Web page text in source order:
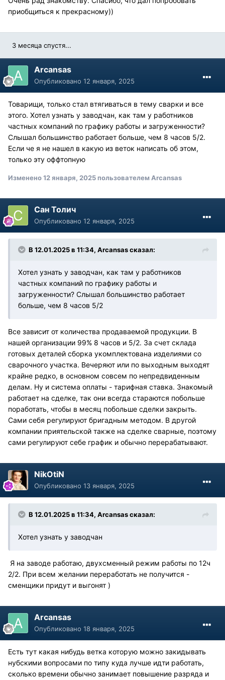
приобщиться к прекрасному))
3 месяца спустя...
Arcansas
Опубликовано 12 января, 2025
Товарищи, только стал втягиваться в тему сварки и все
этого. Хотел узнать у заводчан, как там у работников
частных компаний по графику работы и загруженности?
Слышал большинство работает больше, чем 8 часов 5/2.
Если че я не нашел в какую из веток написать об этом,
только эту оффтопную
Изменено12 января, 2025пользователем Arcansas
Сан Толич
Опубликовано 12 января, 2025
В 12.01.2025 в 11:34, Arcansasсказал:
Хотел узнать у заводчан, как там у работников
частных компаний по графику работы и
загруженности? Слышал большинство работает
больше, чем 8 часов 5/2
Все зависит от количества продаваемой продукции. В
нашей организации 99% 8 часов и 5/2. За счет склада
готовых деталей сборка укомплектована изделиями со
сварочного участка. Вечеряют или по выходным выходят
крайне редко, в основном совсем по непредвиденным
делам. Ну и система оплаты - тарифная ставка. Знакомый
работает на сделке, так они всегда стараются побольше
поработать, чтобы в месяц побольше сделки закрыть.
Сами себя регулируют бригадным методом. В другой
компании приятельской также на сделке сварные, поэтому
сами регулируют себе график и обычно перерабатывают.
NikOtiN
Опубликовано 13 января, 2025
В 12.01.2025 в 11:34, Arcansasсказал:
Хотел узнать у заводчан
Я на заводе работаю, двухсменный режим работы по 12ч
2/2. При всем желании переработать не получится -
сменщики придут и выгонят )
Arcansas
Опубликовано 18 января, 2025
Есть тут какая нибудь ветка которую можно закидывать
нубскими вопросами по типу куда лучше идти работать,
сколько времени обычно занимает повышение разряда и